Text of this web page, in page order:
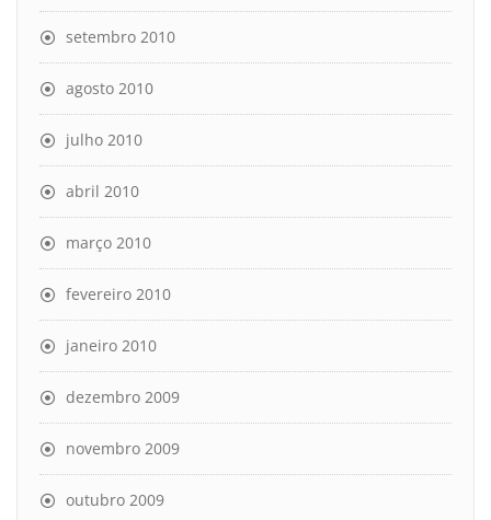
setembro 2010
agosto 2010
julho 2010
abril 2010
março 2010
fevereiro 2010
janeiro 2010
dezembro 2009
novembro 2009
outubro 2009